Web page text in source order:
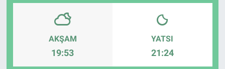
AKŞAM
19:53
YATSI
21:24